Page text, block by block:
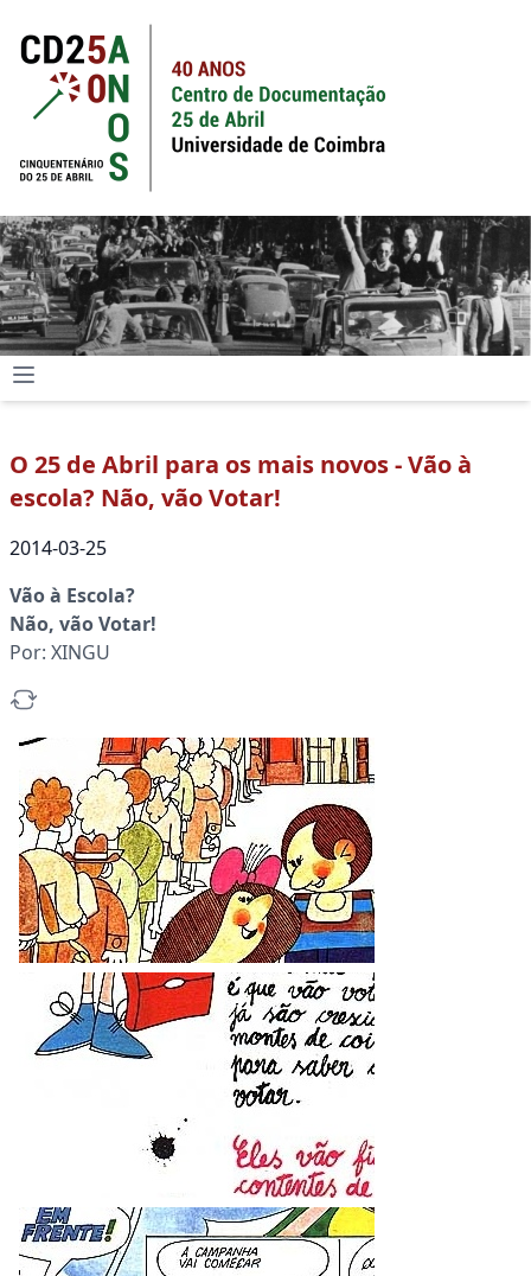
O 25 de Abril para os mais novos - Vão à
escola? Não, vão Votar!
2014-03-25
Vão à Escola?
Não, vão Votar!
Por: XINGU